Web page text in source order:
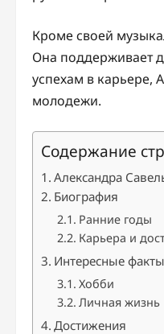
Кроме своей
Она поддерживает
успехам в карьере,
молодежи.
Содержание
Александра
Биография
Ранние годы
Карьера и
Интересные факты
Хобби
Личная жизнь
Достижения